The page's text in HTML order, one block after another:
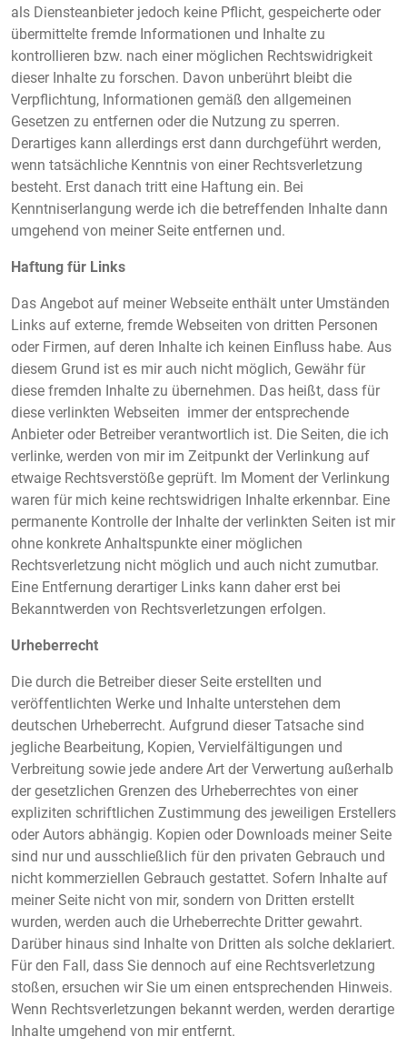
als Diensteanbieter jedoch keine Pflicht, gespeicherte oder
übermittelte fremde Informationen und Inhalte zu
kontrollieren bzw. nach einer möglichen Rechtswidrigkeit
dieser Inhalte zu forschen. Davon unberührt bleibt die
Verpflichtung, Informationen gemäß den allgemeinen
Gesetzen zu entfernen oder die Nutzung zu sperren.
Derartiges kann allerdings erst dann durchgeführt werden,
wenn tatsächliche Kenntnis von einer Rechtsverletzung
besteht. Erst danach tritt eine Haftung ein. Bei
Kenntniserlangung werde ich die betreffenden Inhalte dann
umgehend von meiner Seite entfernen und.
Haftung für Links
Das Angebot auf meiner Webseite enthält unter Umständen
Links auf externe, fremde Webseiten von dritten Personen
oder Firmen, auf deren Inhalte ich keinen Einfluss habe. Aus
diesem Grund ist es mir auch nicht möglich, Gewähr für
diese fremden Inhalte zu übernehmen. Das heißt, dass für
diese verlinkten Webseiten immer der entsprechende
Anbieter oder Betreiber verantwortlich ist. Die Seiten, die ich
verlinke, werden von mir im Zeitpunkt der Verlinkung auf
etwaige Rechtsverstöße geprüft. Im Moment der Verlinkung
waren für mich keine rechtswidrigen Inhalte erkennbar. Eine
permanente Kontrolle der Inhalte der verlinkten Seiten ist mir
ohne konkrete Anhaltspunkte einer möglichen
Rechtsverletzung nicht möglich und auch nicht zumutbar.
Eine Entfernung derartiger Links kann daher erst bei
Bekanntwerden von Rechtsverletzungen erfolgen.
Urheberrecht
Die durch die Betreiber dieser Seite erstellten und
veröffentlichten Werke und Inhalte unterstehen dem
deutschen Urheberrecht. Aufgrund dieser Tatsache sind
jegliche Bearbeitung, Kopien, Vervielfältigungen und
Verbreitung sowie jede andere Art der Verwertung außerhalb
der gesetzlichen Grenzen des Urheberrechtes von einer
expliziten schriftlichen Zustimmung des jeweiligen Erstellers
oder Autors abhängig. Kopien oder Downloads meiner Seite
sind nur und ausschließlich für den privaten Gebrauch und
nicht kommerziellen Gebrauch gestattet. Sofern Inhalte auf
meiner Seite nicht von mir, sondern von Dritten erstellt
wurden, werden auch die Urheberrechte Dritter gewahrt.
Darüber hinaus sind Inhalte von Dritten als solche deklariert.
Für den Fall, dass Sie dennoch auf eine Rechtsverletzung
stoßen, ersuchen wir Sie um einen entsprechenden Hinweis.
Wenn Rechtsverletzungen bekannt werden, werden derartige
Inhalte umgehend von mir entfernt.